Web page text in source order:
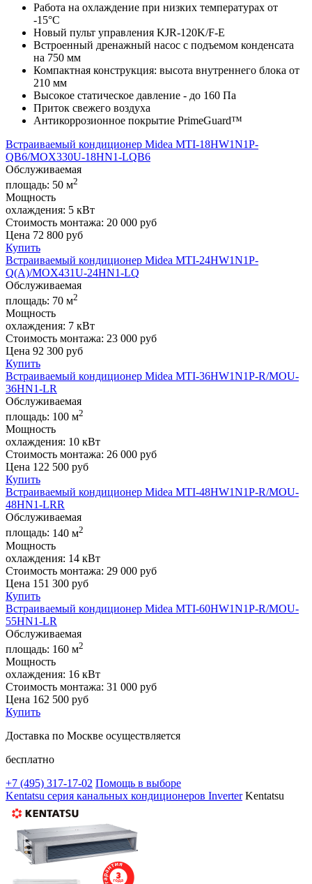
Работа на охлаждение при низких температурах от
-15°С
Новый пульт управления KJR-120K/F-E
Встроенный дренажный насос с подъемом конденсата
на 750 мм
Компактная конструкция: высота внутреннего блока от
210 мм
Высокое статическое давление - до 160 Па
Приток свежего воздуха
Антикоррозионное покрытие PrimeGuard™
Встраиваемый кондиционер Midea MTI-18HW1N1P-
QB6/MOX330U-18HN1-LQB6
Обслуживаемая
площадь: 50 м2
Мощность
охлаждения: 5 кВт
Стоимость монтажа: 20 000 руб
Цена 72 800 руб
Купить
Встраиваемый кондиционер Midea MTI-24HW1N1P-
Q(A)/MOX431U-24HN1-LQ
Обслуживаемая
площадь: 70 м2
Мощность
охлаждения: 7 кВт
Стоимость монтажа: 23 000 руб
Цена 92 300 руб
Купить
Встраиваемый кондиционер Midea MTI-36HW1N1P-R/MOU-
36HN1-LR
Обслуживаемая
площадь: 100 м2
Мощность
охлаждения: 10 кВт
Стоимость монтажа: 26 000 руб
Цена 122 500 руб
Купить
Встраиваемый кондиционер Midea MTI-48HW1N1P-R/MOU-
48HN1-LRR
Обслуживаемая
площадь: 140 м2
Мощность
охлаждения: 14 кВт
Стоимость монтажа: 29 000 руб
Цена 151 300 руб
Купить
Встраиваемый кондиционер Midea MTI-60HW1N1P-R/MOU-
55HN1-LR
Обслуживаемая
площадь: 160 м2
Мощность
охлаждения: 16 кВт
Стоимость монтажа: 31 000 руб
Цена 162 500 руб
Купить
Доставка по Москве осуществляется
бесплатно
+7 (495) 317-17-02 Помощь в выборе
Kentatsu серия канальных кондиционеров Inverter Kentatsu